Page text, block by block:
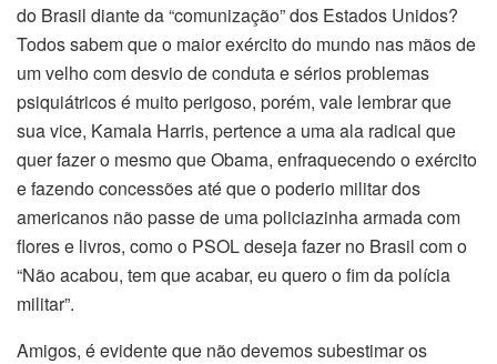
do Brasil diante da “comunização” dos Estados Unidos?
Todos sabem que o maior exército do mundo nas mãos de
um velho com desvio de conduta e sérios problemas
psiquiátricos é muito perigoso, porém, vale lembrar que
sua vice, Kamala Harris, pertence a uma ala radical que
quer fazer o mesmo que Obama, enfraquecendo o exército
e fazendo concessões até que o poderio militar dos
americanos não passe de uma policiazinha armada com
flores e livros, como o PSOL deseja fazer no Brasil com o
“Não acabou, tem que acabar, eu quero o fim da polícia
militar”.
Amigos, é evidente que não devemos subestimar os